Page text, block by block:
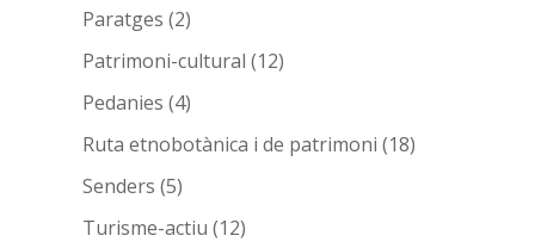
Paratges (2)
Patrimoni-cultural (12)
Pedanies (4)
Ruta etnobotànica i de patrimoni (18)
Senders (5)
Turisme-actiu (12)